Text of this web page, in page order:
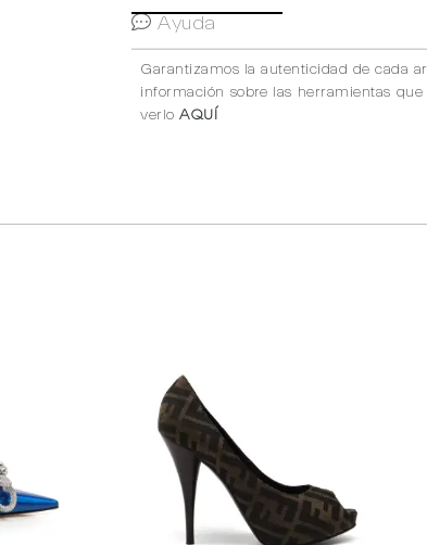
Ayuda
Garantizamos la autenticidad de cada
información sobre las herramientas
verlo AQUÍ